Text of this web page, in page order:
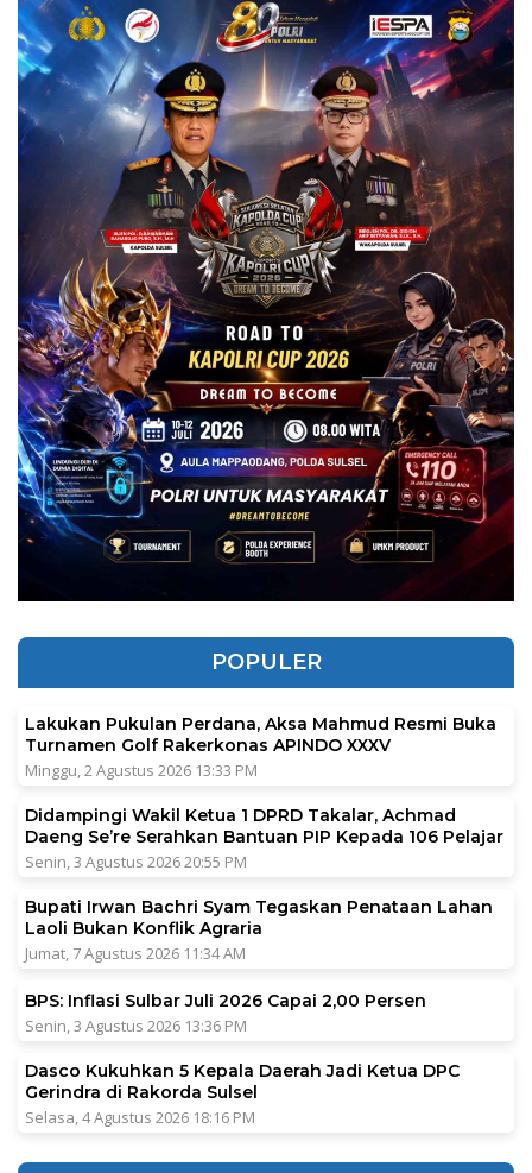
POPULER
Lakukan Pukulan Perdana, Aksa Mahmud Resmi Buka
Turnamen Golf Rakerkonas APINDO XXXV
Minggu, 2 Agustus 2026 13:33 PM
Didampingi Wakil Ketua 1 DPRD Takalar, Achmad
Daeng Se’re Serahkan Bantuan PIP Kepada 106 Pelajar
Senin, 3 Agustus 2026 20:55 PM
Bupati Irwan Bachri Syam Tegaskan Penataan Lahan
Laoli Bukan Konflik Agraria
Jumat, 7 Agustus 2026 11:34 AM
BPS: Inflasi Sulbar Juli 2026 Capai 2,00 Persen
Senin, 3 Agustus 2026 13:36 PM
Dasco Kukuhkan 5 Kepala Daerah Jadi Ketua DPC
Gerindra di Rakorda Sulsel
Selasa, 4 Agustus 2026 18:16 PM